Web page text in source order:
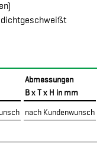
Abmessungen
B x T x H in mm
nach Kundenwunsch